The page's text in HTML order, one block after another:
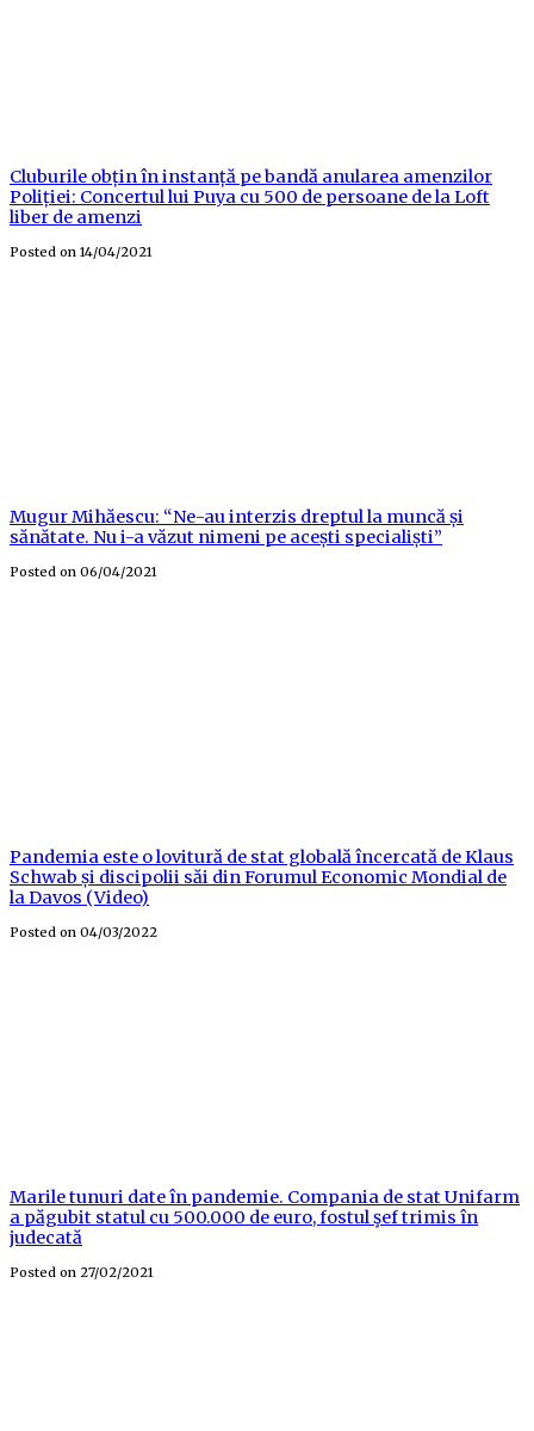
Cluburile obțin în instanță pe bandă anularea amenzilor
Poliției: Concertul lui Puya cu 500 de persoane de la Loft
liber de amenzi
Posted on 14/04/2021
Mugur Mihăescu: “Ne-au interzis dreptul la muncă și
sănătate. Nu i-a văzut nimeni pe acești specialiști”
Posted on 06/04/2021
Pandemia este o lovitură de stat globală încercată de Klaus
Schwab și discipolii săi din Forumul Economic Mondial de
la Davos (Video)
Posted on 04/03/2022
Marile tunuri date în pandemie. Compania de stat Unifarm
a păgubit statul cu 500.000 de euro, fostul şef trimis în
judecată
Posted on 27/02/2021